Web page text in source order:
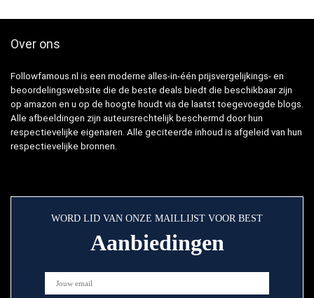
Over ons
Followfamous.nl is een moderne alles-in-één prijsvergelijkings- en
beoordelingswebsite die de beste deals biedt die beschikbaar zijn
op amazon en u op de hoogte houdt via de laatst toegevoegde blogs.
Alle afbeeldingen zijn auteursrechtelijk beschermd door hun
respectievelijke eigenaren. Alle geciteerde inhoud is afgeleid van hun
respectievelijke bronnen.
WORD LID VAN ONZE MAILLIJST VOOR BEST
Aanbiedingen